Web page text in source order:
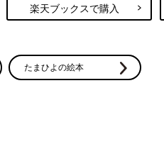
楽天ブックスで購入
たまひよの絵本